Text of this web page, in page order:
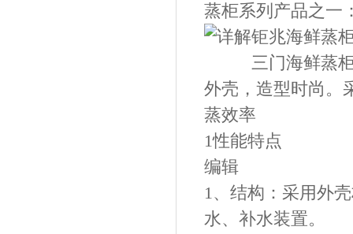
蒸柜系列产品之一
三门海鲜蒸柜是
外壳，造型时尚。
蒸效率
1性能特点
编辑
1、结构：采用外
水、补水装置。